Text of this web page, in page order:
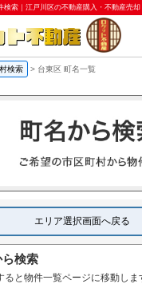
検索 > 台東区 町名一覧
エリア選択画面へ戻る
検索
と物件一覧ページに移動しま